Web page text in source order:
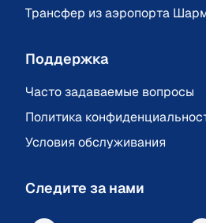
Трансфер из аэропорта
Поддержка
Часто задаваемые вопросы
Политика
Условия обслуживания
Следите за нами